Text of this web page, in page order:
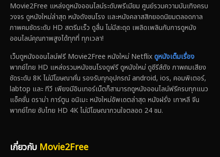
Movie2Free แหล่งดูหนังออนไลน์ระดับพรีเมียม ศูนย์รวมความบันเทิงครบ
วงจร ดูหนังใหม่ล่าสุด หนังดังชนโรง และหนังคลาสสิกยอดนิยมตลอดกาล
ภาพคมชัดระดับ HD สตรีมเร็ว ดูลื่น ไม่มีสะดุด เพลิดเพลินกับการดูหนัง
ออนไลน์คุณภาพสูงได้ทุกที่ ทุกเวลา!
เว็บดูหนังออนไลน์ฟรี Movie2Free หนังใหม่ Netflixดูหนังเต็มเรื่อง
พากย์ไทย HD แหล่งรวมหนังชนโรงดูฟรี ดูหนังใหม่ ดูซีรีส์ดัง ภาพคมเสียง
ชัดระดับ 8K ไม่มีโฆษณาคั่น รองรับทุกอุปกรณ์ android, ios, คอมพิเตอร์,
labtop และ ทีวี เพียงมีอินเทอร์เน็ตก็สามารถดูหนังออนไลน์ฟรีครบทุกแนว
แอ็คชั่น ดราม่า การ์ตูน อนิเมะ หนังใหม่อัพเดตล่าสุด หนังฝรั่ง เกาหลี จีน
พากย์ไทย ซับไทย HD 4K ไม่มีโฆษณากวนใจตลอด 24 ชม.
เกี่ยวกับ Movie2Free